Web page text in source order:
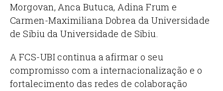
Morgovan, Anca Butuca, Adina Frum e
Carmen-Maximiliana Dobrea da Universidade
de Sibiu da Universidade de Sibiu.
A FCS-UBI continua a afirmar o seu
compromisso com a internacionalização e o
fortalecimento das redes de colaboração